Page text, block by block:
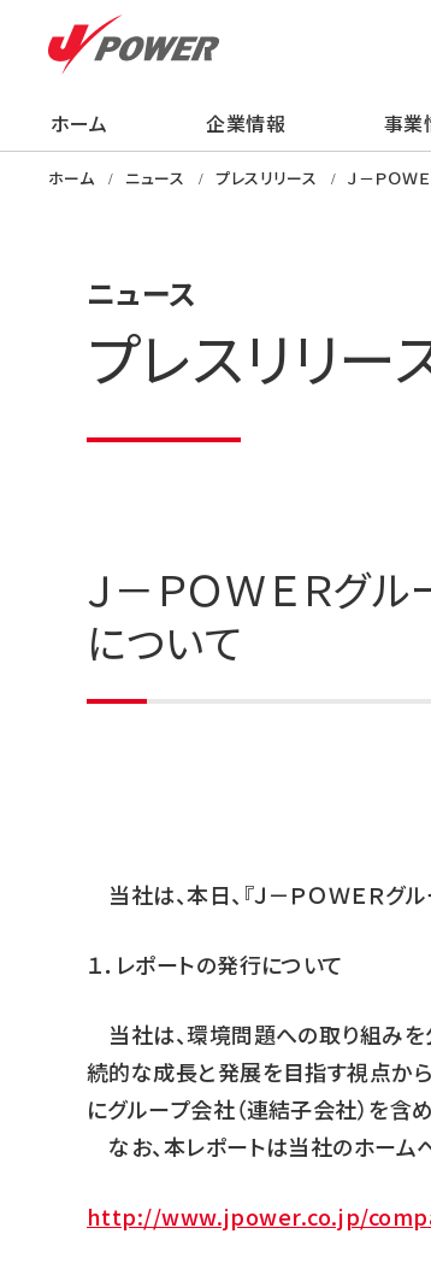
ホーム 企業情報
企業情
事業
事業情
株主・
サステ
採用情
ニュース
知る・
ホーム ニュース プレスリリース Ｊ－ＰＯＷ
ニュース
プレスリリー
Ｊ－ＰＯＷＥＲグ
について
当社は、本日、『Ｊ－ＰＯＷＥＲグ
１．レポートの発行について
当社は、環境問題への取り組みを
続的な成長と発展を目指す視点から
にグループ会社（連結子会社）を含
なお、本レポートは当社のホーム
http://www.jpower.co.jp/